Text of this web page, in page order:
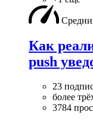
Как
push
23
более
3784